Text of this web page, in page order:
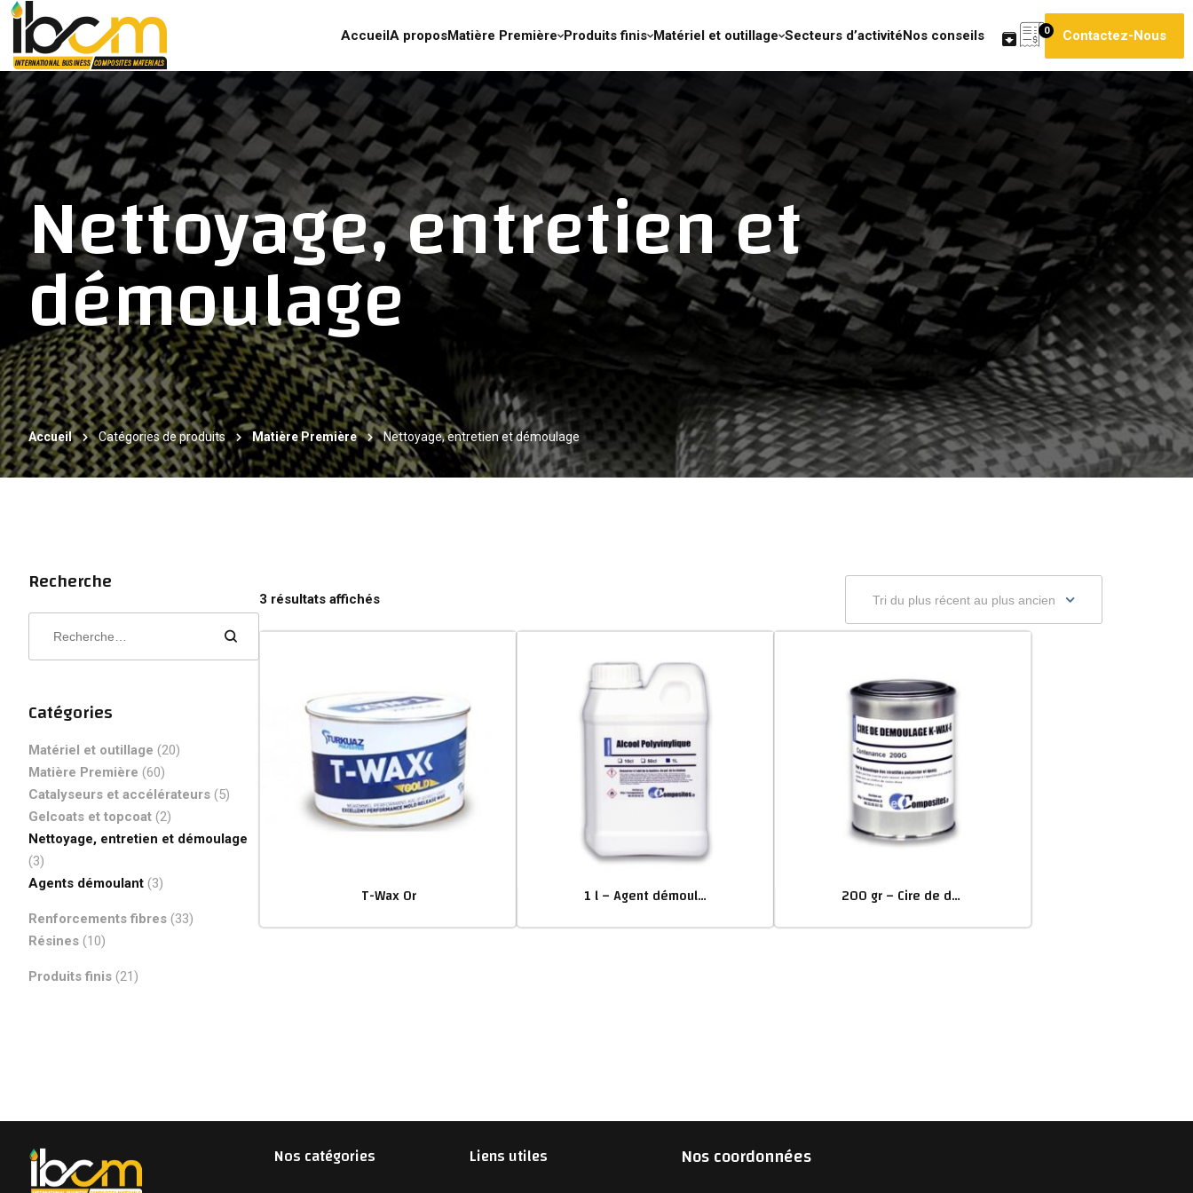
AccueilA proposMatière Première Produits finis Matériel et outillage Secteurs d’activitéNos conseils 0 Contactez-Nous
Nettoyage, entretien et
démoulage
Accueil Catégories de produits Matière Première Nettoyage, entretien et démoulage
3 résultats affichés
T-Wax Or 1 l – Agent démoulant liquide PVA 200 gr – Cire de démoulage en pâte
Recherche
Catégories
Matériel et outillage (20)
Matière Première (60)
Catalyseurs et accélérateurs (5)
Gelcoats et topcoat (2)
Nettoyage, entretien et démoulage
(3)
Agents démoulant (3)
Renforcements fibres (33)
Résines (10)
Produits finis (21)
Nos catégories Liens utiles Nos coordonnées